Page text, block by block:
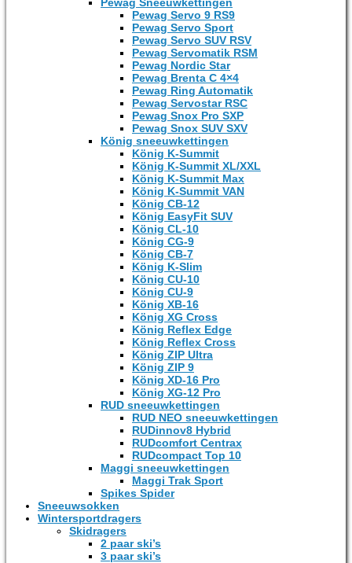
Pewag Servo 9 RS9
Pewag Servo Sport
Pewag Servo SUV RSV
Pewag Servomatik RSM
Pewag Nordic Star
Pewag Brenta C 4×4
Pewag Ring Automatik
Pewag Servostar RSC
Pewag Snox Pro SXP
Pewag Snox SUV SXV
König sneeuwkettingen
König K-Summit
König K-Summit XL/XXL
König K-Summit Max
König K-Summit VAN
König CB-12
König EasyFit SUV
König CL-10
König CG-9
König CB-7
König K-Slim
König CU-10
König CU-9
König XB-16
König XG Cross
König Reflex Edge
König Reflex Cross
König ZIP Ultra
König ZIP 9
König XD-16 Pro
König XG-12 Pro
RUD sneeuwkettingen
RUD NEO sneeuwkettingen
RUDinnov8 Hybrid
RUDcomfort Centrax
RUDcompact Top 10
Maggi sneeuwkettingen
Maggi Trak Sport
Spikes Spider
Sneeuwsokken
Wintersportdragers
Skidragers
2 paar ski’s
3 paar ski’s